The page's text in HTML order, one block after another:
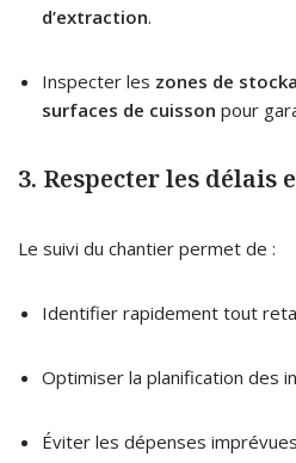
d’extraction.
Inspecter les zones de
surfaces de cuisson pour
3. Respecter les délais
Le suivi du chantier permet de :
Identifier rapidement tout
Optimiser la planification des
Éviter les dépenses